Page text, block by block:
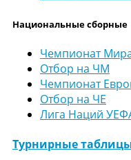
Национальные сборные
Чемпионат
Отбор на ЧМ
Чемпионат
Отбор на ЧЕ
Лига Наций
Турнирные